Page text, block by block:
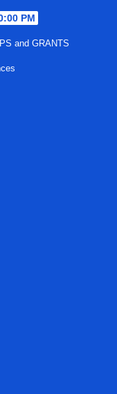
PM
and GRANTS